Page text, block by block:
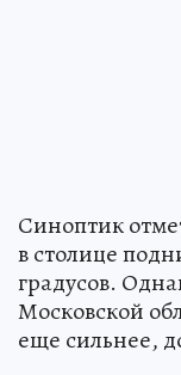
Синоптик
в столице
градусов.
Московской
еще сильнее,